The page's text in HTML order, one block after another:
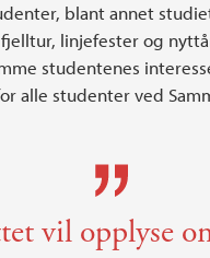
blant annet
linjefester og
studentenes
alle studenter ved
vil opplyse